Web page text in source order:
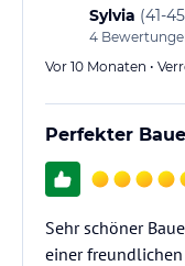
Sylvia (41-45
4
Vor 10 Monaten •
Perfekter
Sehr schöner
einer